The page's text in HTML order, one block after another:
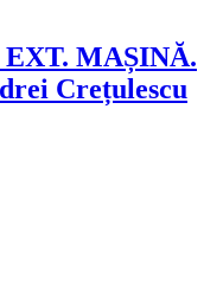
MAȘINĂ.
Crețulescu